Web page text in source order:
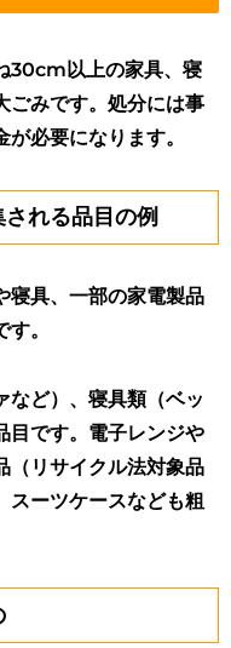
30cm以上の家具、寝
ごみです。処分には事
必要になります。
れる品目の例
寝具、一部の家電製品
。
など）、寝具類（ベッ
目です。電子レンジや
（リサイクル法対象品
スーツケースなども粗